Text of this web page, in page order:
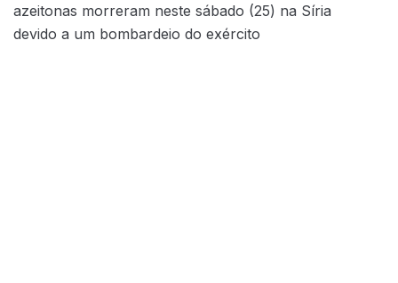
azeitonas morreram neste sábado (25) na Síria
devido a um bombardeio do exército